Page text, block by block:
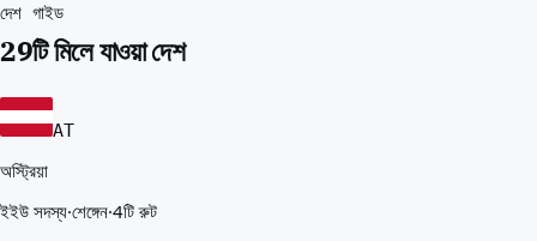
দেশ গাইড
29টি মিলে যাওয়া দেশ
AT
অস্ট্রিয়া
ইইউ সদস্য·শেঙ্গেন·4টি রুট